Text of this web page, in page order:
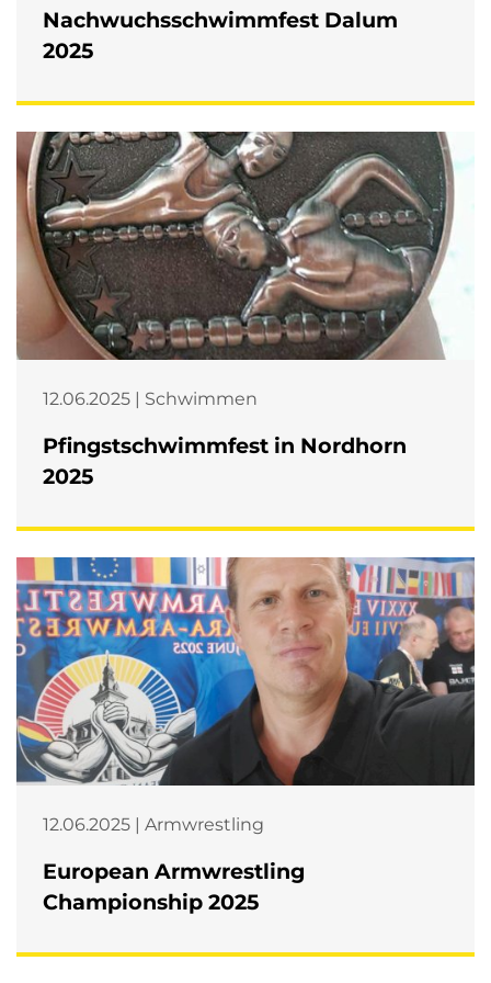
Nachwuchsschwimmfest Dalum
2025
12.06.2025 | Schwimmen
Pfingstschwimmfest in Nordhorn
2025
12.06.2025 | Armwrestling
European Armwrestling
Championship 2025